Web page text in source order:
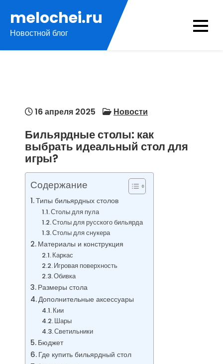
содержимому
melochei.ru
Новостной блог
16 апреля 2025 Новости
Бильярдные столы: как
выбрать идеальный стол для
игры?
Содержание
Типы бильярдных столов
Столы для пула
Столы для русского бильярда
Столы для снукера
Материалы и конструкция
Каркас
Игровая поверхность
Обивка
Размеры стола
Дополнительные аксессуары
Кии
Шары
Светильники
Бюджет
Где купить бильярдный стол